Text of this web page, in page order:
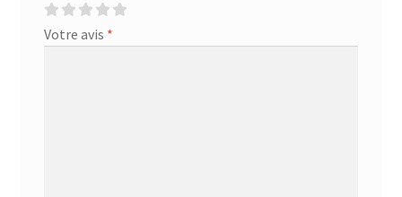
Votre avis *